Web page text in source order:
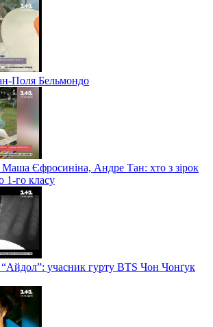
Поля Бельмондо
Єфросиніна, Андре Тан: хто з зірок
1-го класу
учасник гурту BTS Чон Чонґук